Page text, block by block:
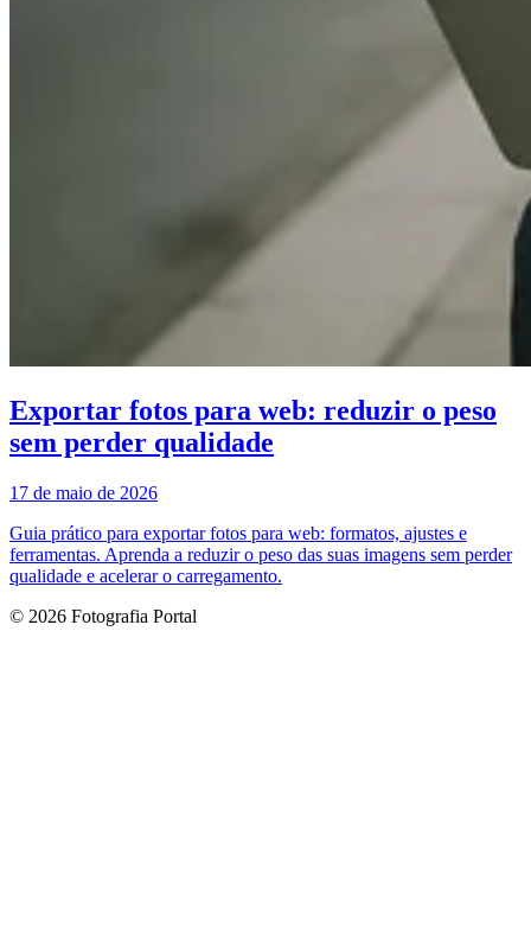
Exportar fotos para web: reduzir o peso
sem perder qualidade
17 de maio de 2026
Guia prático para exportar fotos para web: formatos, ajustes e
ferramentas. Aprenda a reduzir o peso das suas imagens sem perder
qualidade e acelerar o carregamento.
© 2026 Fotografia Portal